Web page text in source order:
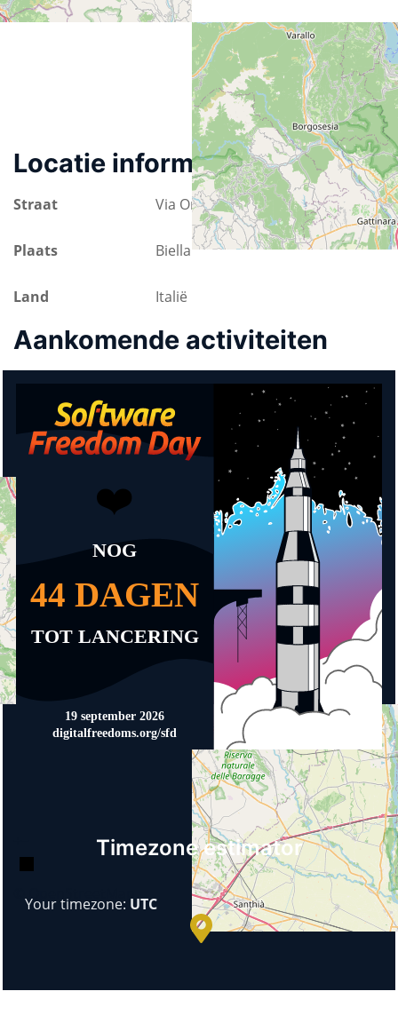
Locatie informatie
Straat Via Orfanotrofio 16
Plaats Biella
Land Italië
Aankomende activiteiten
Timezone estimator
Your timezone: UTC